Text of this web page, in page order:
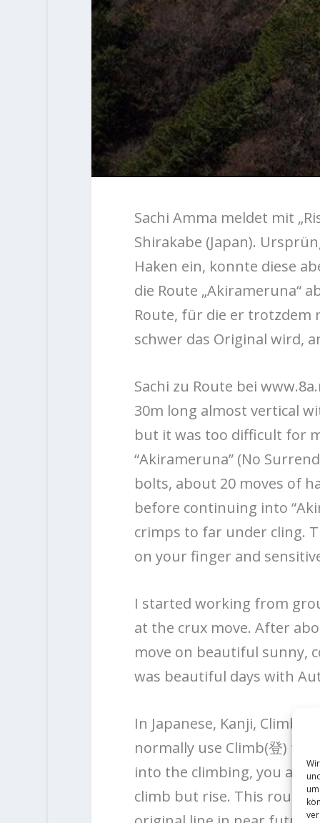
Sachi Amma meldet mit
Shirakabe (Japan).
Haken ein, konnte diese
die Route „Akirameruna“
Route, für die er trotzdem
schwer das Original wird,
Sachi zu Route bei
30m long almost vertical
but it was too difficult for
“Akirameruna” (No
bolts, about 20 moves of
before continuing into
crimps to far under cling.
on your finger and
I started working from
at the crux move. After
move on beautiful sunny,
was beautiful days with
In Japanese, Kanji, Climb(
normally use Climb(登)
into the climbing, you are
climb but rise. This route